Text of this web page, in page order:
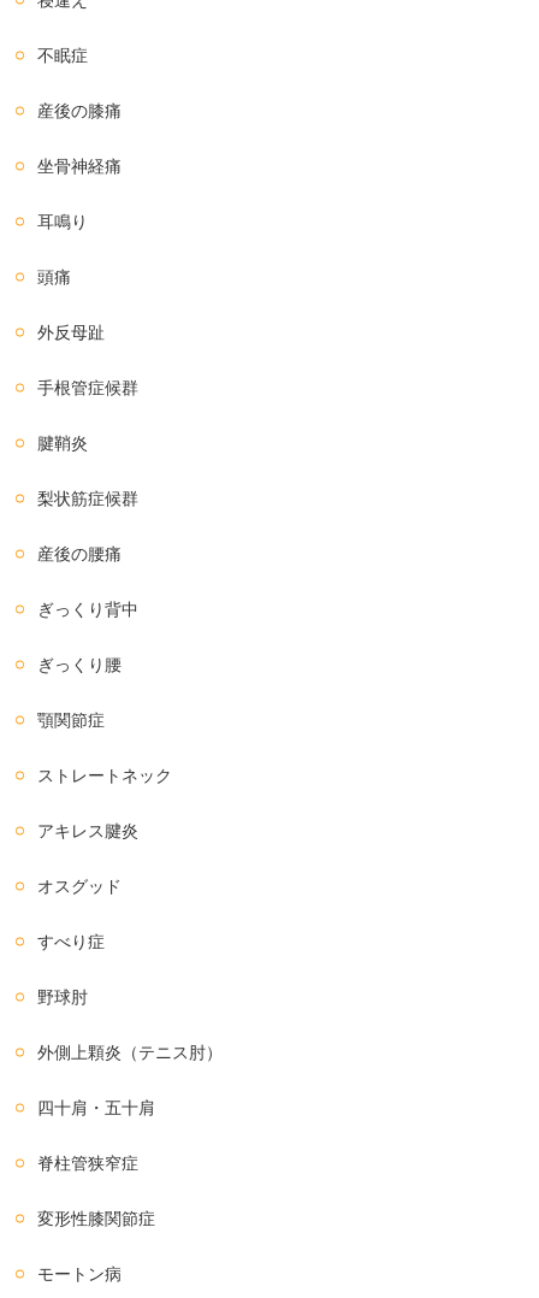
不眠症
産後の膝痛
坐骨神経痛
耳鳴り
頭痛
外反母趾
手根管症候群
腱鞘炎
梨状筋症候群
産後の腰痛
ぎっくり背中
ぎっくり腰
顎関節症
ストレートネック
アキレス腱炎
オスグッド
すべり症
野球肘
外側上顆炎（テニス肘）
四十肩・五十肩
脊柱管狭窄症
変形性膝関節症
モートン病